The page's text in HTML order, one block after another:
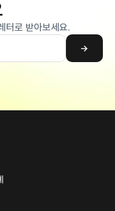
터로 받아보세요.
→